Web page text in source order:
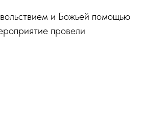
и Божьей помощью
провели